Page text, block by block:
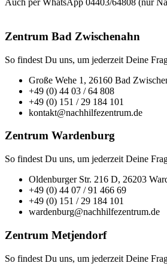
Auch per WhatsApp 04403/64808 (nur
Zentrum Bad Zwischenahn
So findest Du uns, um jederzeit Deine
Große Wehe 1, 26160 Bad
+49 (0) 44 03 / 64 808
+49 (0) 151 / 29 184 101
kontakt@nachhilfezentrum.de
Zentrum Wardenburg
So findest Du uns, um jederzeit Deine
Oldenburger Str. 216 D, 26203
+49 (0) 44 07 / 91 466 69
+49 (0) 151 / 29 184 101
wardenburg@nachhilfezentrum.de
Zentrum Metjendorf
So findest Du uns, um jederzeit Deine